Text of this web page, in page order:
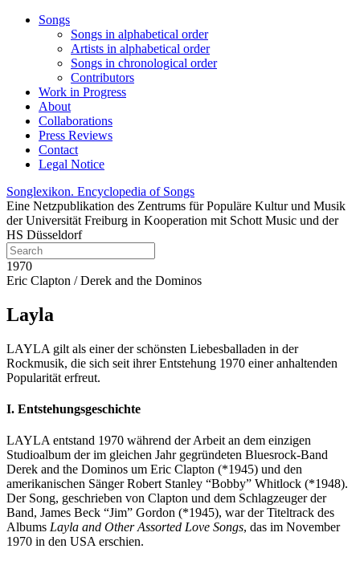
Songs
Songs in alphabetical order
Artists in alphabetical order
Songs in chronological order
Contributors
Work in Progress
About
Collaborations
Press Reviews
Contact
Legal Notice
Songlexikon. Encyclopedia of Songs
Eine Netzpublikation des Zentrums für Populäre Kultur und Musik
der Universität Freiburg in Kooperation mit Schott Music und der
HS Düsseldorf
1970
Eric Clapton / Derek and the Dominos
Layla
LAYLA gilt als einer der schönsten Liebesballaden in der
Rockmusik, die sich seit ihrer Entstehung 1970 einer anhaltenden
Popularität erfreut.
I. Entstehungsgeschichte
LAYLA entstand 1970 während der Arbeit an dem einzigen
Studioalbum der im gleichen Jahr gegründeten Bluesrock-Band
Derek and the Dominos um Eric Clapton (*1945) und den
amerikanischen Sänger Robert Stanley “Bobby” Whitlock (*1948).
Der Song, geschrieben von Clapton und dem Schlagzeuger der
Band, James Beck “Jim” Gordon (*1945), war der Titeltrack des
Albums Layla and Other Assorted Love Songs, das im November
1970 in den USA erschien.